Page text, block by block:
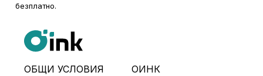
безплатно.
ОБЩИ УСЛОВИЯ ОИНК